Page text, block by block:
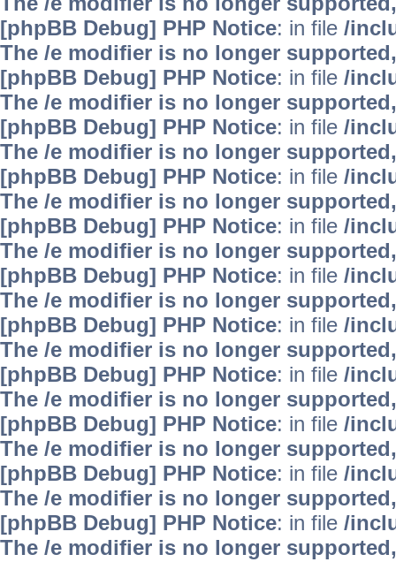
[phpBB Debug] PHP Notice: in file /
The /e modifier is no longer
[phpBB Debug] PHP Notice: in file /
The /e modifier is no longer
[phpBB Debug] PHP Notice: in file /
The /e modifier is no longer
[phpBB Debug] PHP Notice: in file /
The /e modifier is no longer
[phpBB Debug] PHP Notice: in file /
The /e modifier is no longer
[phpBB Debug] PHP Notice: in file /
The /e modifier is no longer
[phpBB Debug] PHP Notice: in file /
The /e modifier is no longer
[phpBB Debug] PHP Notice: in file /
The /e modifier is no longer
[phpBB Debug] PHP Notice: in file /
The /e modifier is no longer
[phpBB Debug] PHP Notice: in file /
The /e modifier is no longer
[phpBB Debug] PHP Notice: in file /
The /e modifier is no longer